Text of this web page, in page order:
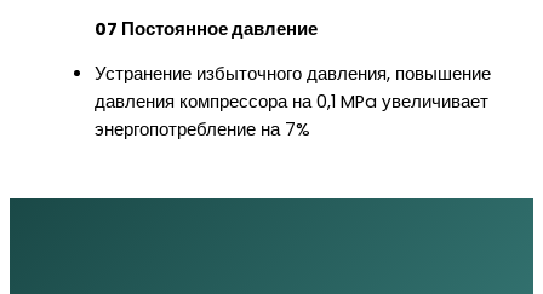
07 Постоянное давление
Устранение избыточного давления, повышение
давления компрессора на 0,1 MPa увеличивает
энергопотребление на 7%